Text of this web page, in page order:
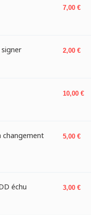
Prix
7,00 €
Prix
2,00 €
Prix
10,00 €
Prix
5,00 €
échu Prix
3,00 €